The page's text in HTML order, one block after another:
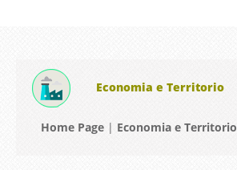
Economia e Territorio
Home Page | Economia e Territorio